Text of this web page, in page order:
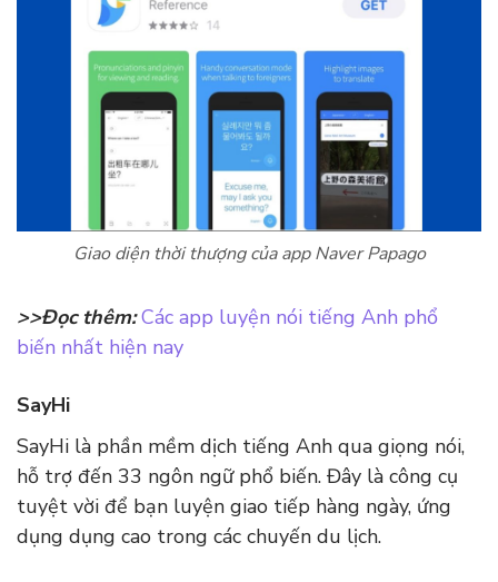
Giao diện thời thượng của app Naver Papago
>>Đọc thêm: Các app luyện nói tiếng Anh phổ
biến nhất hiện nay
SayHi
SayHi là phần mềm dịch tiếng Anh qua giọng nói,
hỗ trợ đến 33 ngôn ngữ phổ biến. Đây là công cụ
tuyệt vời để bạn luyện giao tiếp hàng ngày, ứng
dụng dụng cao trong các chuyến du lịch.